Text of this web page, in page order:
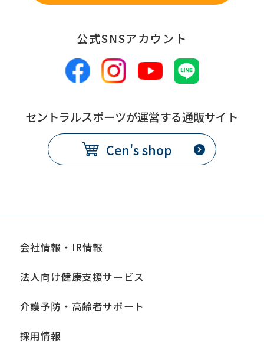
公式SNSアカウント
セントラルスポーツが運営する通販サイト
Cen's shop
会社情報・IR情報
法人向け健康支援サービス
介護予防・高齢者サポート
採用情報